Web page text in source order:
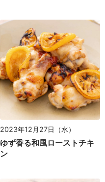
2023年12月27日（水）
ゆず香る和風ローストチキ
ン